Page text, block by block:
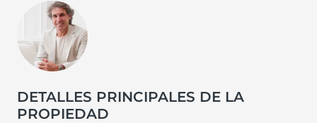
DETALLES PRINCIPALES DE LA
PROPIEDAD